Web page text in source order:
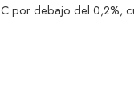
por debajo del 0,2%,